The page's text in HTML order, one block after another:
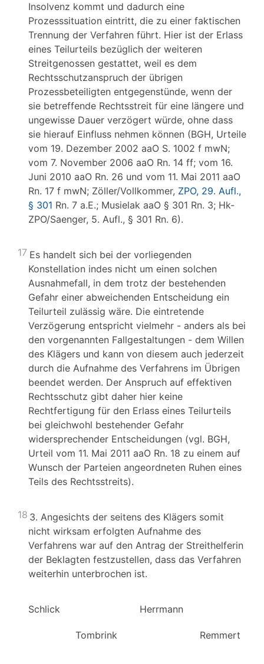
Insolvenz kommt und dadurch eine
Prozesssituation eintritt, die zu einer faktischen
Trennung der Verfahren führt. Hier ist der Erlass
eines Teilurteils bezüglich der weiteren
Streitgenossen gestattet, weil es dem
Rechtsschutzanspruch der übrigen
Prozessbeteiligten entgegenstünde, wenn der
sie betreffende Rechtsstreit für eine längere und
ungewisse Dauer verzögert würde, ohne dass
sie hierauf Einfluss nehmen können (BGH, Urteile
vom 19. Dezember 2002 aaO S. 1002 f mwN;
vom 7. November 2006 aaO Rn. 14 ff; vom 16.
Juni 2010 aaO Rn. 26 und vom 11. Mai 2011 aaO
Rn. 17 f mwN; Zöller/Vollkommer, ZPO, 29. Aufl.,
§ 301 Rn. 7 a.E.; Musielak aaO § 301 Rn. 3; Hk-
ZPO/Saenger, 5. Aufl., § 301 Rn. 6).
17 Es handelt sich bei der vorliegenden
Konstellation indes nicht um einen solchen
Ausnahmefall, in dem trotz der bestehenden
Gefahr einer abweichenden Entscheidung ein
Teilurteil zulässig wäre. Die eintretende
Verzögerung entspricht vielmehr - anders als bei
den vorgenannten Fallgestaltungen - dem Willen
des Klägers und kann von diesem auch jederzeit
durch die Aufnahme des Verfahrens im Übrigen
beendet werden. Der Anspruch auf effektiven
Rechtsschutz gibt daher hier keine
Rechtfertigung für den Erlass eines Teilurteils
bei gleichwohl bestehender Gefahr
widersprechender Entscheidungen (vgl. BGH,
Urteil vom 11. Mai 2011 aaO Rn. 18 zu einem auf
Wunsch der Parteien angeordneten Ruhen eines
Teils des Rechtsstreits).
18 3. Angesichts der seitens des Klägers somit
nicht wirksam erfolgten Aufnahme des
Verfahrens war auf den Antrag der Streithelferin
der Beklagten festzustellen, dass das Verfahren
weiterhin unterbrochen ist.
Schlick Herrmann
Tombrink Remmert